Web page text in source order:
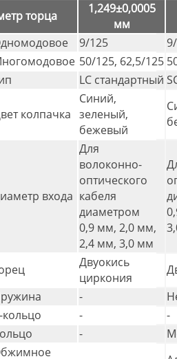
торца
1,249±0,0005
мм
9/125
50/125, 62,5/125
LC стандартный
колпачка
Синий,
зеленый,
бежевый
входа
Для
волоконно-
оптического
кабеля
диаметром
0,9 мм, 2,0 мм,
2,4 мм, 3,0 мм
Двуокись
циркония
-
кольцо
-
-
-